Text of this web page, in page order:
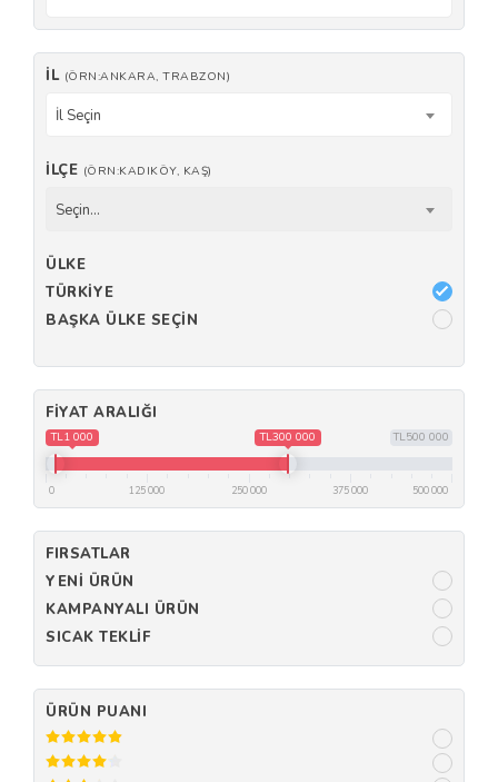
İL (ÖRN:ANKARA, TRABZON)
İl Seçin
İLÇE (ÖRN:KADIKÖY, KAŞ)
Seçin...
ÜLKE
TÜRKIYE
BAŞKA ÜLKE SEÇIN
FIYAT ARALIĞI
TL500 000
TL1 000 TL300 000
0 125 000 250 000 375 000 500 000
FIRSATLAR
YENI ÜRÜN
KAMPANYALI ÜRÜN
SICAK TEKLIF
ÜRÜN PUANI